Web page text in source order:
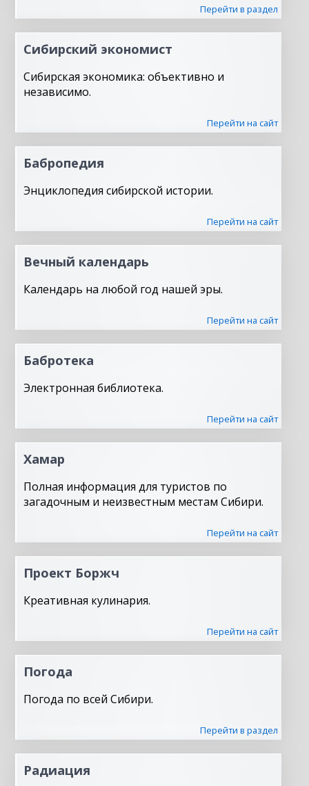
Перейти в раздел
Сибирский экономист
Сибирская экономика: объективно и
независимо.
Перейти на сайт
Бабропедия
Энциклопедия сибирской истории.
Перейти на сайт
Вечный календарь
Календарь на любой год нашей эры.
Перейти на сайт
Бабротека
Электронная библиотека.
Перейти на сайт
Хамар
Полная информация для туристов по
загадочным и неизвестным местам Сибири.
Перейти на сайт
Проект Боржч
Креативная кулинария.
Перейти на сайт
Погода
Погода по всей Сибири.
Перейти в раздел
Радиация